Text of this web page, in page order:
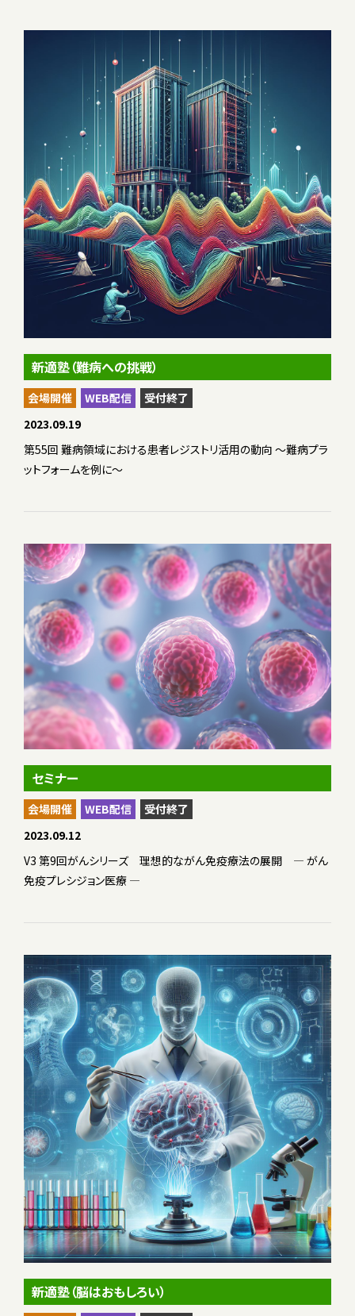
新適塾（難病への挑戦）
会場開催 WEB配信
受付終了
2023.09.19
第55回 難病領域における患者レジストリ活用の動向 ～難病プラ
ットフォームを例に～
セミナー
会場開催 WEB配信
受付終了
2023.09.12
V3 第9回がんシリーズ 理想的ながん免疫療法の展開 — がん
免疫プレシジョン医療 —
新適塾（脳はおもしろい）